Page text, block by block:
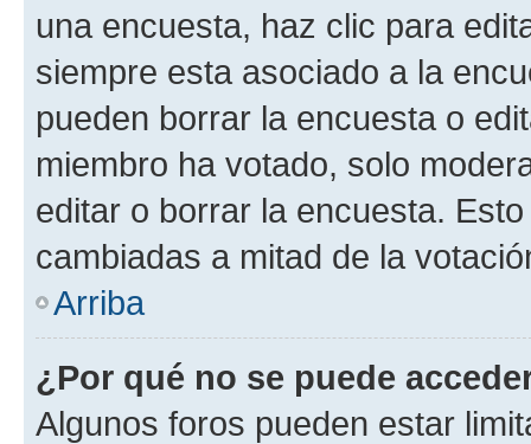
una encuesta, haz clic para
siempre esta asociado a la
pueden borrar la encuesta o
miembro ha votado, solo
editar o borrar la encuesta.
cambiadas a mitad de la
Arriba
¿Por qué no se puede
Algunos foros pueden estar